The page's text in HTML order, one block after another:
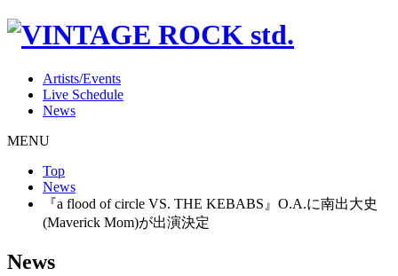
Artists/Events
Live Schedule
News
MENU
Top
News
『a flood of circle VS. THE KEBABS』O.A.に南出大史
(Maverick Mom)が出演決定
News